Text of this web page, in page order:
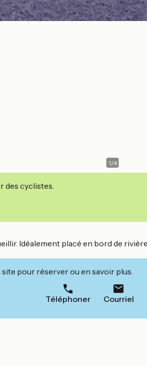
1/4
des cyclistes.
Idéalement placé en bord de
pour réserver ou en savoir plus.
Téléphoner Courriel